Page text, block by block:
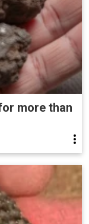
more than